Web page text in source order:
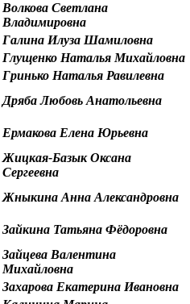
Волкова Светлана
Владимировна
Галина Илуза Шамиловна
Глущенко Наталья Михайловна
Гринько Наталья Равилевна
Дряба Любовь Анатольевна
Ермакова Елена Юрьевна
Жицкая-Базык Оксана
Сергеевна
Жныкина Анна Александровна
Зайкина Татьяна Фёдоровна
Зайцева Валентина
Михайловна
Захарова Екатерина Ивановна